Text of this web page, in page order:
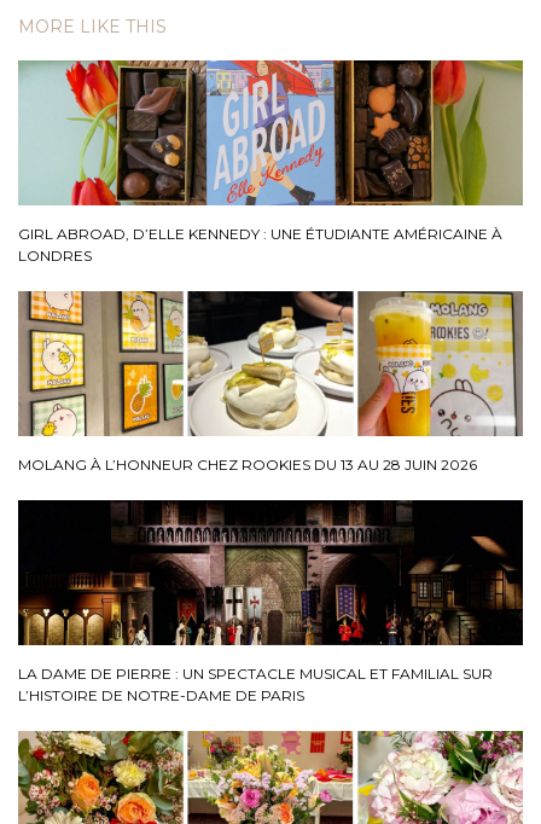
MORE LIKE THIS
GIRL ABROAD, D’ELLE KENNEDY : UNE ÉTUDIANTE AMÉRICAINE À
LONDRES
MOLANG À L’HONNEUR CHEZ ROOKIES DU 13 AU 28 JUIN 2026
LA DAME DE PIERRE : UN SPECTACLE MUSICAL ET FAMILIAL SUR
L’HISTOIRE DE NOTRE-DAME DE PARIS